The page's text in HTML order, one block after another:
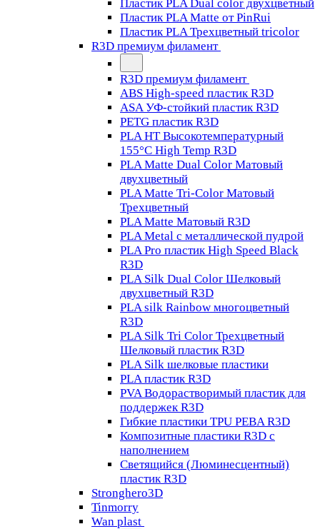
Пластик PLA Dual color двухцветный
Пластик PLA Matte от PinRui
Пластик PLA Трехцветный tricolor
R3D премиум филамент
R3D премиум филамент
ABS High-speed пластик R3D
ASA УФ-стойкий пластик R3D
PETG пластик R3D
PLA HT Высокотемпературный
155°C High Temp R3D
PLA Matte Dual Color Матовый
двухцветный
PLA Matte Tri-Color Матовый
Трехцветный
PLA Matte Матовый R3D
PLA Metal с металлической пудрой
PLA Pro пластик High Speed Black
R3D
PLA Silk Dual Color Шелковый
двухцветный R3D
PLA silk Rainbow многоцветный
R3D
PLA Silk Tri Color Трехцветный
Шелковый пластик R3D
PLA Silk шелковые пластики
PLA пластик R3D
PVA Водорастворимый пластик для
поддержек R3D
Гибкие пластики TPU PEBA R3D
Композитные пластики R3D с
наполнением
Светящийся (Люминесцентный)
пластик R3D
Stronghero3D
Tinmorry
Wan plast